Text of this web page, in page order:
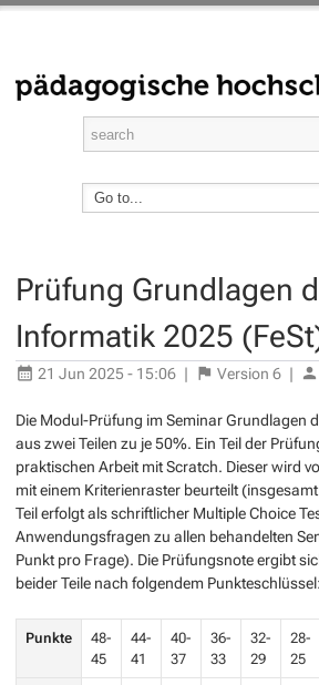
Prüfung Grundlagen
Informatik 2025
21 Jun 2025 - 15:06 | Version 6 |
Die Modul-Prüfung im Seminar Grundlagen
aus zwei Teilen zu je 50%. Ein Teil der
praktischen Arbeit mit Scratch. Dieser wird
mit einem Kriterienraster beurteilt
Teil erfolgt als schriftlicher Multiple Choice
Anwendungsfragen zu allen behandelten
Punkt pro Frage). Die Prüfungsnote ergibt
beider Teile nach folgendem Punkteschlüssel:
Punkte
48-
45
44-
41
40-
37
36-
33
32-
29
28-
25